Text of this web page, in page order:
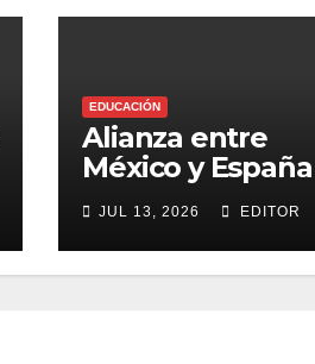
EDUCACIÓN
Alianza entre
México y España
próximos
creativos
JUL 13, 2026 EDITOR